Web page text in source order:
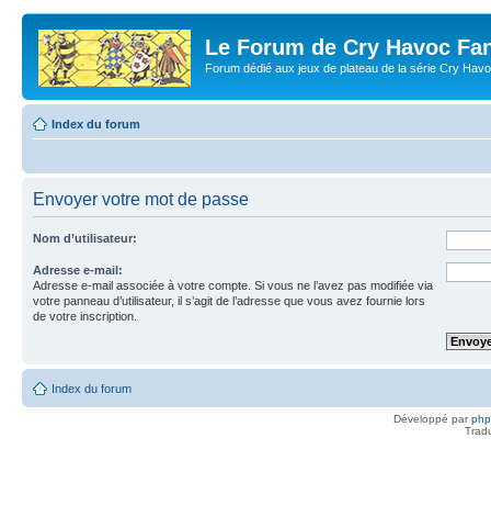
Le Forum de Cry Havoc
Forum dédié aux jeux de plateau de la série Cry
Index du forum
Envoyer votre mot de passe
Nom d’utilisateur:
Adresse e-mail:
Adresse e-mail associée à votre compte. Si vous ne l’avez pas modifiée via
votre panneau d’utilisateur, il s’agit de l’adresse que vous avez fournie lors
de votre inscription.
Index du forum
Développé par